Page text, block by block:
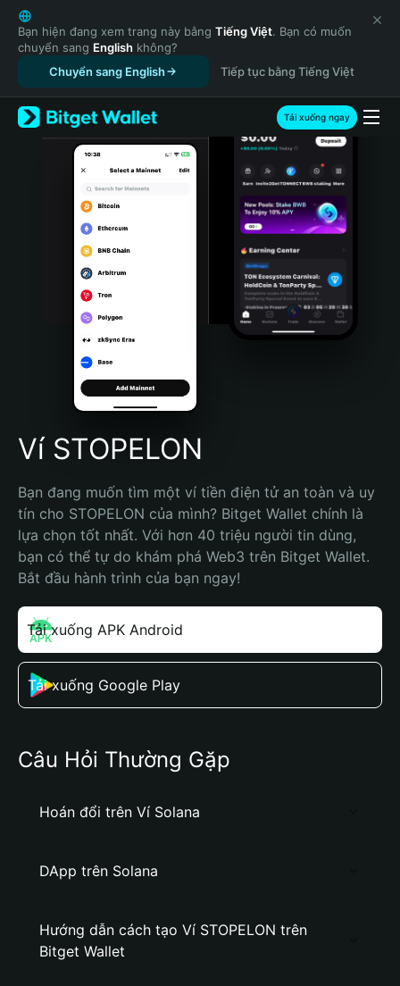
English
日本語
Tiếng Việt
Русский
Español (Latinoamérica)
Türkçe
Italiano
Português (Portugal)
Bahasa Indonesia
Português (Brasil)
Español (Argentina)
Bạn hiện đang xem trang này bằng Tiếng Việt. Bạn có muốn
chuyển sang English không?
Chuyển sang English
Tiếp tục bằng Tiếng Việt
Tải xuống ngay
Ví STOPELON
Bạn đang muốn tìm một ví tiền điện tử an toàn và uy
tín cho STOPELON của mình? Bitget Wallet chính là
lựa chọn tốt nhất. Với hơn 40 triệu người tin dùng,
bạn có thể tự do khám phá Web3 trên Bitget Wallet.
Bắt đầu hành trình của bạn ngay!
Tải xuống APK Android
Tải xuống Google Play
Câu Hỏi Thường Gặp
Hoán đổi trên Ví Solana
DApp trên Solana
Hướng dẫn cách tạo Ví STOPELON trên
Bitget Wallet